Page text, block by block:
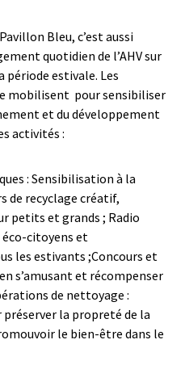
Bleu, c’est aussi
quotidien de l’AHV sur
période estivale. Les
mobilisent pour sensibiliser
et du développement
activités :
: Sensibilisation à la
recyclage créatif,
petits et grands ; Radio
éco-citoyens et
les estivants ;Concours et
s’amusant et récompenser
de nettoyage :
la propreté de la
le bien-être dans le